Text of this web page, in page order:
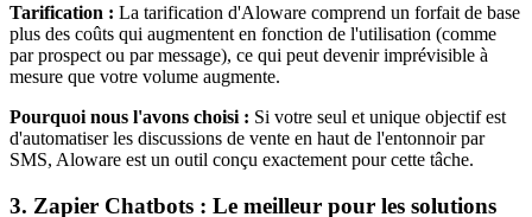
Tarification : La tarification d'Aloware comprend un forfait de base
plus des coûts qui augmentent en fonction de l'utilisation (comme
par prospect ou par message), ce qui peut devenir imprévisible à
mesure que votre volume augmente.
Pourquoi nous l'avons choisi : Si votre seul et unique objectif est
d'automatiser les discussions de vente en haut de l'entonnoir par
SMS, Aloware est un outil conçu exactement pour cette tâche.
3. Zapier Chatbots : Le meilleur pour les solutions